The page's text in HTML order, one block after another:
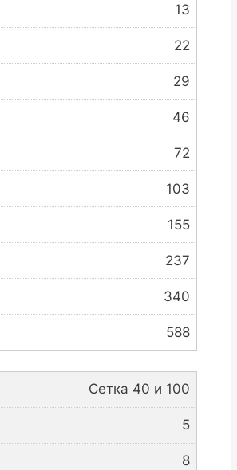
13
22
29
46
72
103
155
237
340
588
Сетка 40 и 100
5
8